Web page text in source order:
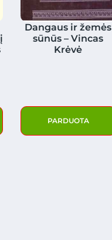
Dangaus ir žemės
sūnūs – Vincas
Krėvė
PARDUOTA